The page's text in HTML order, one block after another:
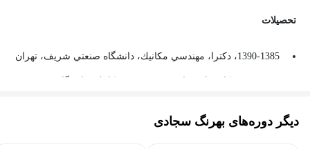
تحصيلات
1390-1385، دكترا، مهندسي مكانيك، دانشگاه صنعتي شريف، تهران
دیگر دوره‌های بهرنگ سجادی